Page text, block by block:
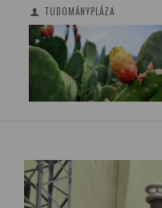
TUDOMÁNYPLÁZA